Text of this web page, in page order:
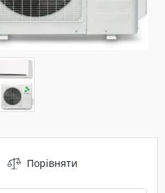
Порівняти